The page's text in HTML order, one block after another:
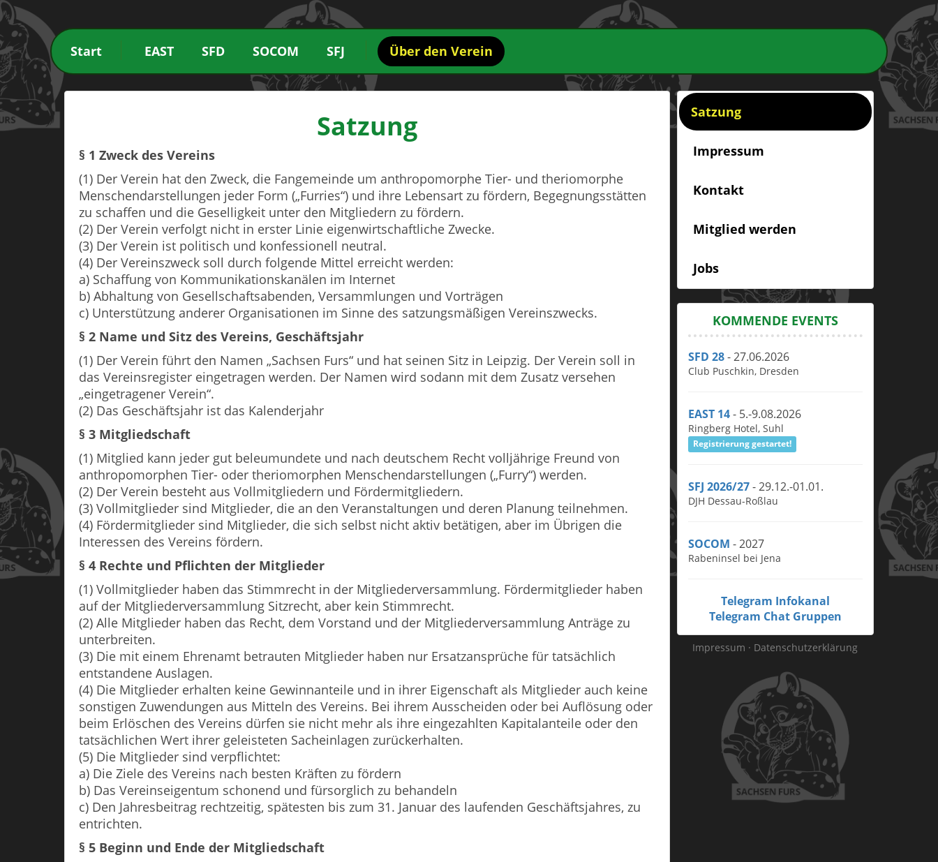
Start EAST SFD SOCOM SFJ Über den Verein
Satzung
§ 1 Zweck des Vereins
(1) Der Verein hat den Zweck, die Fangemeinde um anthropomorphe Tier- und theriomorphe
Menschendarstellungen jeder Form („Furries“) und ihre Lebensart zu fördern, Begegnungsstätten
zu schaffen und die Geselligkeit unter den Mitgliedern zu fördern.
(2) Der Verein verfolgt nicht in erster Linie eigenwirtschaftliche Zwecke.
(3) Der Verein ist politisch und konfessionell neutral.
(4) Der Vereinszweck soll durch folgende Mittel erreicht werden:
a) Schaffung von Kommunikationskanälen im Internet
b) Abhaltung von Gesellschaftsabenden, Versammlungen und Vorträgen
c) Unterstützung anderer Organisationen im Sinne des satzungsmäßigen Vereinszwecks.
§ 2 Name und Sitz des Vereins, Geschäftsjahr
(1) Der Verein führt den Namen „Sachsen Furs“ und hat seinen Sitz in Leipzig. Der Verein soll in
das Vereinsregister eingetragen werden. Der Namen wird sodann mit dem Zusatz versehen
„eingetragener Verein“.
(2) Das Geschäftsjahr ist das Kalenderjahr
§ 3 Mitgliedschaft
(1) Mitglied kann jeder gut beleumundete und nach deutschem Recht volljährige Freund von
anthropomorphen Tier- oder theriomorphen Menschendarstellungen („Furry“) werden.
(2) Der Verein besteht aus Vollmitgliedern und Fördermitgliedern.
(3) Vollmitglieder sind Mitglieder, die an den Veranstaltungen und deren Planung teilnehmen.
(4) Fördermitglieder sind Mitglieder, die sich selbst nicht aktiv betätigen, aber im Übrigen die
Interessen des Vereins fördern.
§ 4 Rechte und Pflichten der Mitglieder
(1) Vollmitglieder haben das Stimmrecht in der Mitgliederversammlung. Fördermitglieder haben
auf der Mitgliederversammlung Sitzrecht, aber kein Stimmrecht.
(2) Alle Mitglieder haben das Recht, dem Vorstand und der Mitgliederversammlung Anträge zu
unterbreiten.
(3) Die mit einem Ehrenamt betrauten Mitglieder haben nur Ersatzansprüche für tatsächlich
entstandene Auslagen.
(4) Die Mitglieder erhalten keine Gewinnanteile und in ihrer Eigenschaft als Mitglieder auch keine
sonstigen Zuwendungen aus Mitteln des Vereins. Bei ihrem Ausscheiden oder bei Auflösung oder
beim Erlöschen des Vereins dürfen sie nicht mehr als ihre eingezahlten Kapitalanteile oder den
tatsächlichen Wert ihrer geleisteten Sacheinlagen zurückerhalten.
(5) Die Mitglieder sind verpflichtet:
a) Die Ziele des Vereins nach besten Kräften zu fördern
b) Das Vereinseigentum schonend und fürsorglich zu behandeln
c) Den Jahresbeitrag rechtzeitig, spätesten bis zum 31. Januar des laufenden Geschäftsjahres, zu
entrichten.
§ 5 Beginn und Ende der Mitgliedschaft
Satzung
Impressum
Kontakt
Mitglied werden
Jobs
KOMMENDE EVENTS
SFD 28- 27.06.2026
Club Puschkin, Dresden
EAST 14- 5.-9.08.2026
Ringberg Hotel, Suhl
Registrierung gestartet!
SFJ 2026/27- 29.12.-01.01.
DJH Dessau-Roßlau
SOCOM - 2027
Rabeninsel bei Jena
Telegram Infokanal
Telegram Chat Gruppen
Impressum · Datenschutzerklärung